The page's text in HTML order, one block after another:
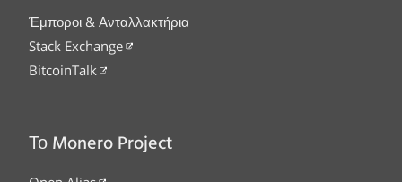
Έμποροι & Ανταλλακτήρια
Stack Exchange
BitcoinTalk
Το Monero Project